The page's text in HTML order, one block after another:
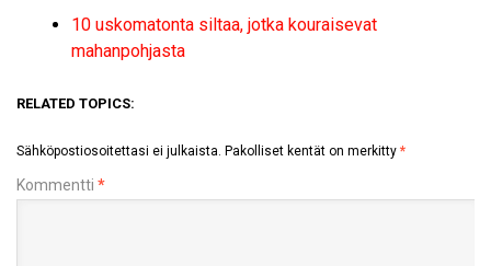
10 uskomatonta siltaa, jotka kouraisevat
mahanpohjasta
RELATED TOPICS:
Sähköpostiosoitettasi ei julkaista. Pakolliset kentät on merkitty *
Kommentti *